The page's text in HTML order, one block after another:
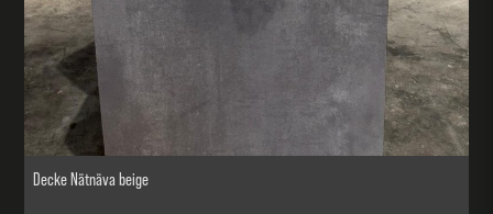
Decke Nätnäva beige